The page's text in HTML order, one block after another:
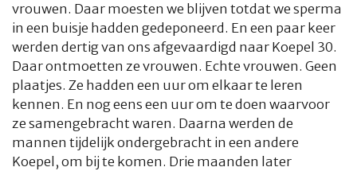
vrouwen. Daar moesten we blijven totdat we sperma
in een buisje hadden gedeponeerd. En een paar keer
werden dertig van ons afgevaardigd naar Koepel 30.
Daar ontmoetten ze vrouwen. Echte vrouwen. Geen
plaatjes. Ze hadden een uur om elkaar te leren
kennen. En nog eens een uur om te doen waarvoor
ze samengebracht waren. Daarna werden de
mannen tijdelijk ondergebracht in een andere
Koepel, om bij te komen. Drie maanden later